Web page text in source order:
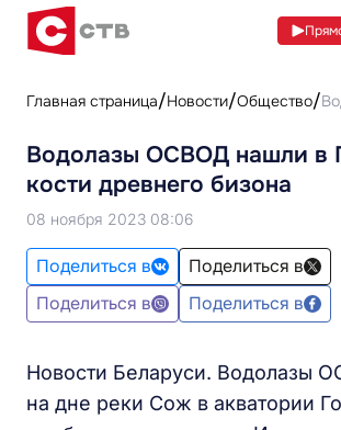
Главная страница Новости Общество
Водолазы ОСВОД нашли в
кости древнего бизона
08 ноября 2023 08:06
Поделиться в
Поделиться в
Поделиться в
Поделиться в
Новости Беларуси. Водолазы
на дне реки Сож в акватории